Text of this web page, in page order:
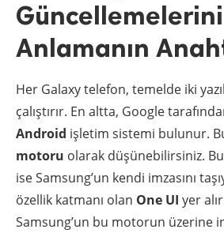
Güncellemelerini
Anlamanın
Her Galaxy telefon, temelde iki
çalıştırır. En altta, Google
Android işletim sistemi bulunur.
motoru olarak düşünebilirsiniz.
ise Samsung’un kendi imzasını
özellik katmanı olan One UI yer
Samsung’un bu motorun üzerine